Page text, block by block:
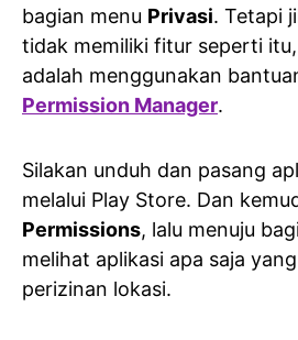
bagian menu Privasi. Tetapi
tidak memiliki fitur seperti
adalah menggunakan
Permission Manager.
Silakan unduh dan pasang
melalui Play Store. Dan
Permissions, lalu menuju
melihat aplikasi apa saja
perizinan lokasi.